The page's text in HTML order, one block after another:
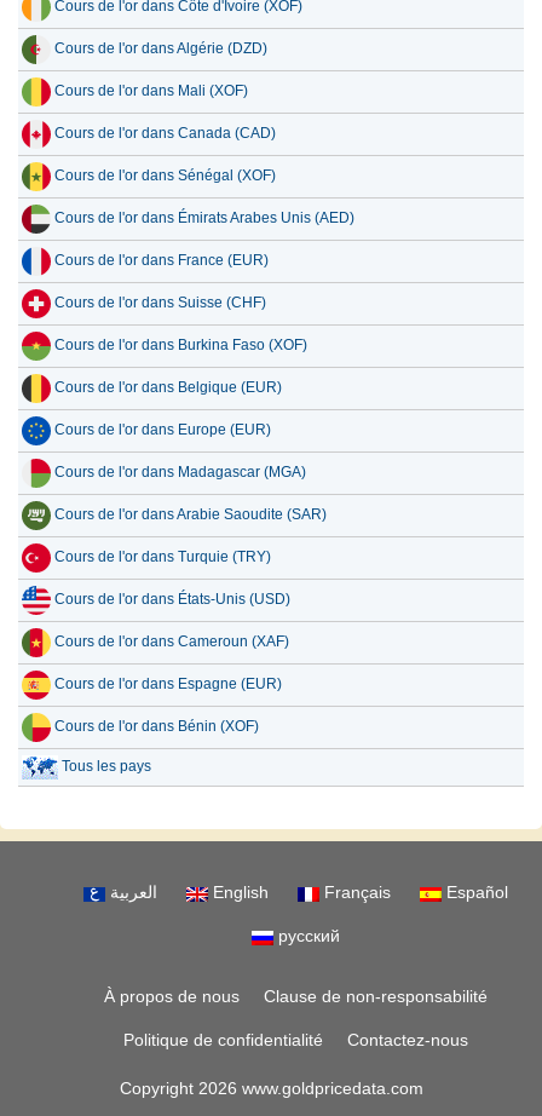
Cours de l'or dans Côte d'Ivoire (XOF)
Cours de l'or dans Algérie (DZD)
Cours de l'or dans Mali (XOF)
Cours de l'or dans Canada (CAD)
Cours de l'or dans Sénégal (XOF)
Cours de l'or dans Émirats Arabes Unis (AED)
Cours de l'or dans France (EUR)
Cours de l'or dans Suisse (CHF)
Cours de l'or dans Burkina Faso (XOF)
Cours de l'or dans Belgique (EUR)
Cours de l'or dans Europe (EUR)
Cours de l'or dans Madagascar (MGA)
Cours de l'or dans Arabie Saoudite (SAR)
Cours de l'or dans Turquie (TRY)
Cours de l'or dans États-Unis (USD)
Cours de l'or dans Cameroun (XAF)
Cours de l'or dans Espagne (EUR)
Cours de l'or dans Bénin (XOF)
Tous les pays
العربية English Français Español
русский
À propos de nous Clause de non-responsabilité
Politique de confidentialité Contactez-nous
Copyright 2026 www.goldpricedata.com